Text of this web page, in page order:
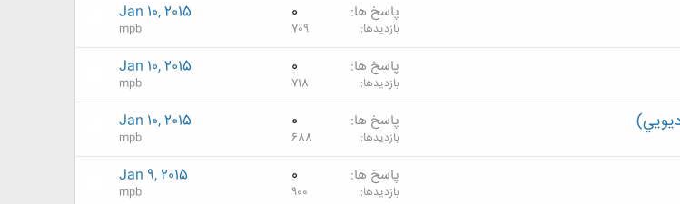
پاسخ ها 0
بازدیدها 709
Jan 10, 2015
mpb
پاسخ ها 0
بازدیدها 718
Jan 10, 2015
mpb
پاسخ ها 0
بازدیدها 688
Jan 10, 2015
mpb
پاسخ ها 0
بازدیدها 900
Jan 9, 2015
mpb